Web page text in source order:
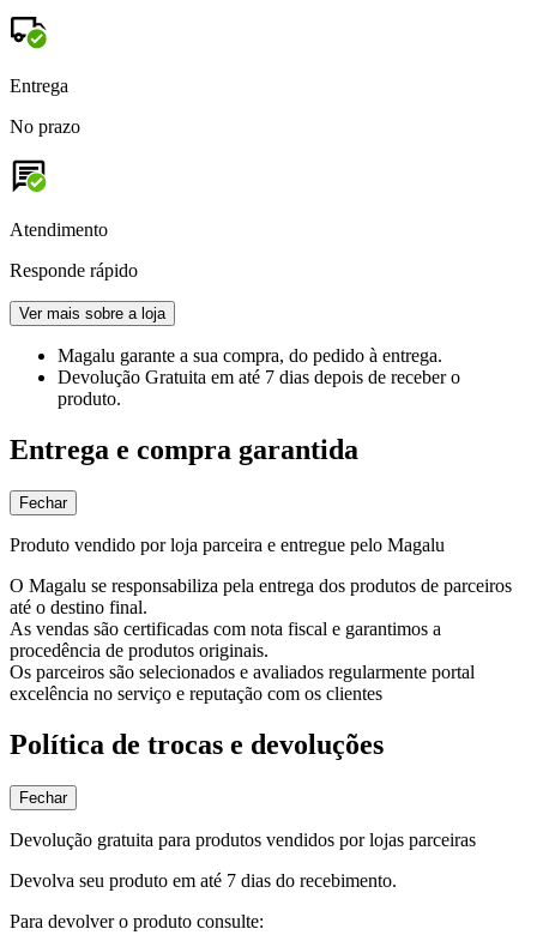
Entrega
No prazo
Atendimento
Responde rápido
Ver mais sobre a loja
Magalu garante a sua compra, do pedido à entrega.
Devolução Gratuita em até 7 dias depois de receber o
produto.
Entrega e compra garantida
Fechar
Produto vendido por loja parceira e entregue pelo Magalu
O Magalu se responsabiliza pela entrega dos produtos de parceiros
até o destino final.
As vendas são certificadas com nota fiscal e garantimos a
procedência de produtos originais.
Os parceiros são selecionados e avaliados regularmente portal
excelência no serviço e reputação com os clientes
Política de trocas e devoluções
Fechar
Devolução gratuita para produtos vendidos por lojas parceiras
Devolva seu produto em até 7 dias do recebimento.
Para devolver o produto consulte: